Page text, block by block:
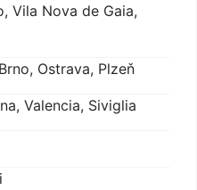
Vila Nova de Gaia,
Ostrava, Plzeň
Valencia, Siviglia